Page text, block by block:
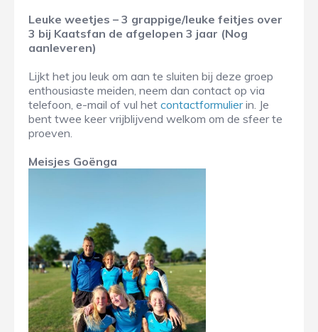
Leuke weetjes – 3 grappige/leuke feitjes over
3 bij Kaatsfan de afgelopen 3 jaar (Nog
aanleveren)
Lijkt het jou leuk om aan te sluiten bij deze groep
enthousiaste meiden, neem dan contact op via
telefoon, e-mail of vul het contactformulierin. Je
bent twee keer vrijblijvend welkom om de sfeer te
proeven.
Meisjes Goënga